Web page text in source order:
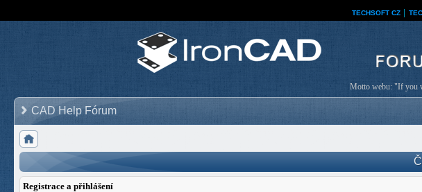
TECHSOFT CZ
Motto webu: "If you
CAD Help Fórum
Registrace a přihlášení